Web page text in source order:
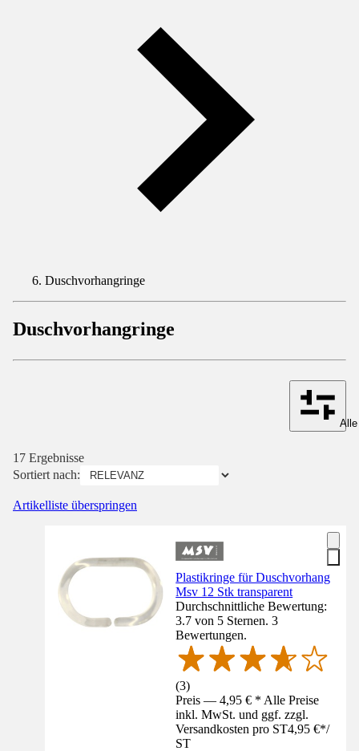
Duschvorhangringe
Duschvorhangringe
17 Ergebnisse
Sortiert nach:
Artikelliste überspringen
Plastikringe für Duschvorhang
Msv 12 Stk transparent
Durchschnittliche Bewertung:
3.7 von 5 Sternen. 3
Bewertungen.
(3)
Preis — 4,95 € * Alle Preise
inkl. MwSt. und ggf. zzgl.
Versandkosten pro ST4,95 €*/
ST